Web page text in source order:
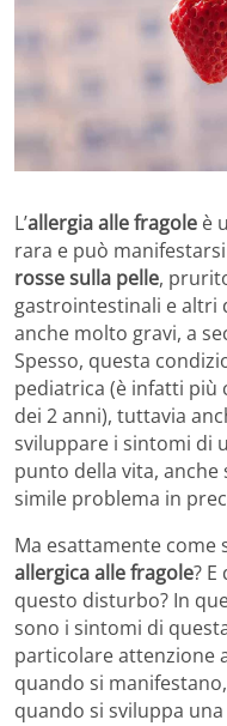
L’allergia alle fragole è
rara e può
rosse sulla pelle,
gastrointestinali e altri
anche molto gravi, a
Spesso, questa
pediatrica (è infatti più
dei 2 anni), tuttavia
sviluppare i sintomi di
punto della vita,
simile problema in
Ma esattamente come
allergica alle fragole?
questo disturbo? In
sono i sintomi di
particolare attenzione
quando si
quando si sviluppa